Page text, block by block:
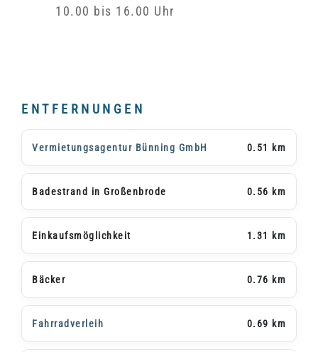
10.00 bis 16.00 Uhr
ENTFERNUNGEN
Vermietungsagentur Bünning GmbH 0.51 km
Badestrand in Großenbrode 0.56 km
Einkaufsmöglichkeit 1.31 km
Bäcker 0.76 km
Fahrradverleih 0.69 km